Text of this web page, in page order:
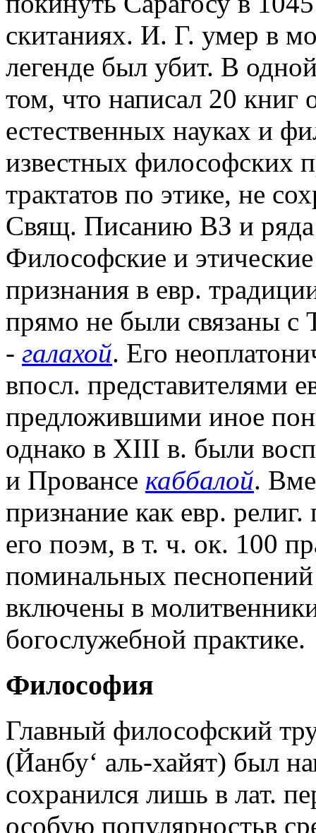
скитаниях. И. Г. умер в
легенде был убит. В
том, что написал 20
естественных науках и
известных философских
трактатов по этике, не
Свящ. Писанию ВЗ и
Философские и
признания в евр.
прямо не были связаны с
- галахой. Его
впосл. представителями
предложившими иное
однако в XIII в. были
и Провансе каббалой.
признание как евр.
его поэм, в т. ч. ок. 100
поминальных
включены в
богослужебной практике.
Философия
Главный философский
(Йанбу‘ аль-хайят) был
сохранился лишь в лат.
особую популярностьв